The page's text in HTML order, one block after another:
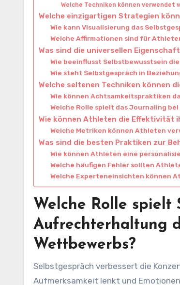
Welche Techniken können
Welche einzigartigen Strategien
Wie kann Visualisierung das
Welche Affirmationen sind für
Was sind die universellen
Wie beeinflusst Selbstbewusstsein
Wie steht Selbstgespräch in
Welche seltenen Techniken können
Wie können Achtsamkeitspraktiken
Welche Rolle spielt das Journaling
Wie können Athleten die Effektivität
Welche Metriken können Athleten
Was sind die besten Praktiken zur
Wie können Athleten eine
Welche häufigen Fehler sollten
Welche Experteneinsichten können
Welche Rolle spielt
Aufrechterhaltung
Wettbewerbs?
Selbstgespräch verbessert die
Aufmerksamkeit lenkt und